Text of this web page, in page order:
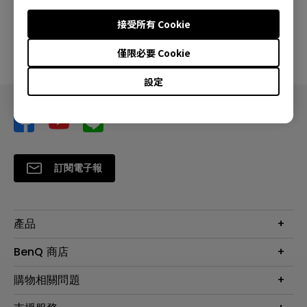
設定
僅限必要 Cookie
接受所有 Cookie
訂閱電子報
產品
大型液晶
投影機
智慧照明
BenQ 商店
最新產品與活動
購物相關問題
第一次購物就上手